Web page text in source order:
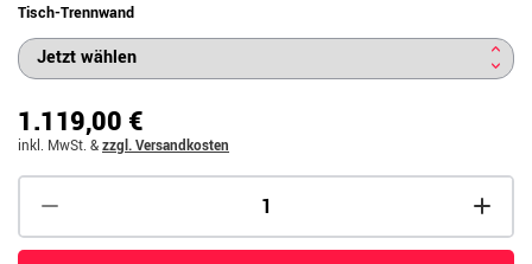
Tisch-Trennwand
1.119,00 €
inkl. MwSt. &zzgl. Versandkosten